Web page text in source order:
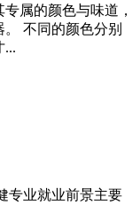
属的颜色与味道，
不同的颜色分别
...
专业就业前景主要